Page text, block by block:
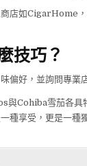
店如CigarHome
技巧？
偏好，並詢問專業
Cohiba雪茄各具
種享受，更是一